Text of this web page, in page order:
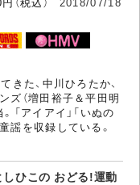
きた、中川ひろたか、
ズ（増田裕子＆平田明
「アイアイ」「いぬの
謡を収録している。
ひこの おどる!運動